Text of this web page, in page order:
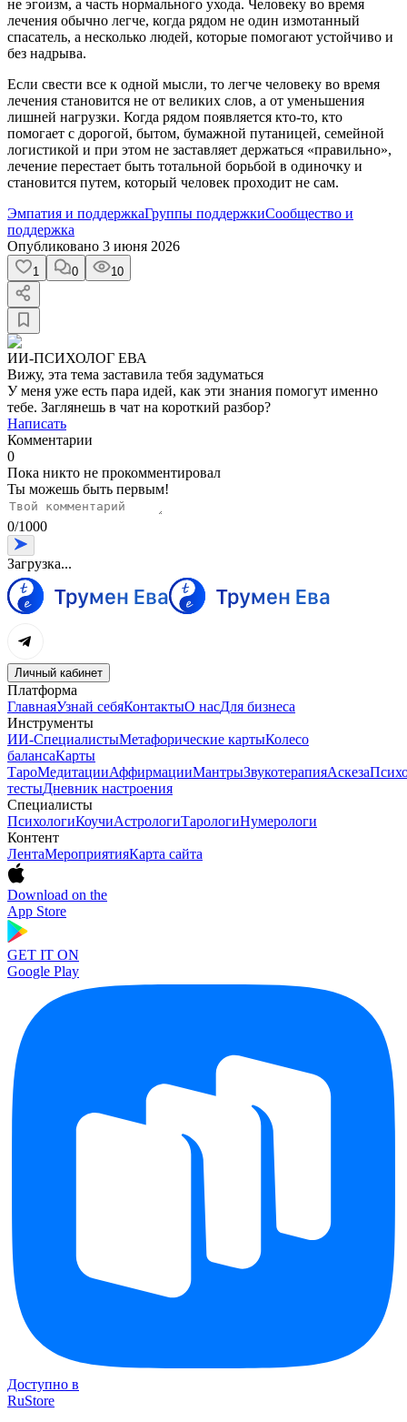
не эгоизм, а часть нормального ухода. Человеку во время
лечения обычно легче, когда рядом не один измотанный
спасатель, а несколько людей, которые помогают устойчиво и
без надрыва.
Если свести все к одной мысли, то легче человеку во время
лечения становится не от великих слов, а от уменьшения
лишней нагрузки. Когда рядом появляется кто-то, кто
помогает с дорогой, бытом, бумажной путаницей, семейной
логистикой и при этом не заставляет держаться «правильно»,
лечение перестает быть тотальной борьбой в одиночку и
становится путем, который человек проходит не сам.
Эмпатия и поддержкаГруппы поддержкиСообщество и
поддержка
Опубликовано 3 июня 2026
1 0 10
ИИ-ПСИХОЛОГ ЕВА
Вижу, эта тема заставила тебя задуматься
У меня уже есть пара идей, как эти знания помогут именно
тебе. Заглянешь в чат на короткий разбор?
Написать
Комментарии
0
Пока никто не прокомментировал
Ты можешь быть первым!
0/1000
Загрузка...
Личный кабинет
Платформа
ГлавнаяУзнай себяКонтактыО насДля бизнеса
Инструменты
ИИ-СпециалистыМетафорические картыКолесо
балансаКарты
ТароМедитацииАффирмацииМантрыЗвукотерапияАскеза
тестыДневник настроения
Специалисты
ПсихологиКоучиАстрологиТарологиНумерологи
Контент
ЛентаМероприятияКарта сайта
Download on the
App Store
GET IT ON
Google Play
Доступно в
RuStore